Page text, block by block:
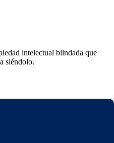
intelectual blindada que
siéndolo.